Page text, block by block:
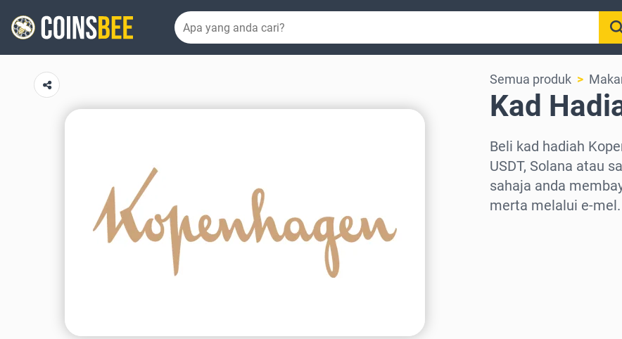
Semua produk
Kad
Beli kad hadiah
USDT, Solana atau
sahaja anda
merta melalui e-mel.